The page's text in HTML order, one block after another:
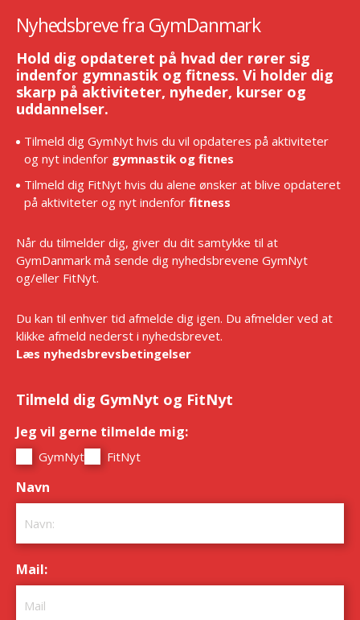
Nyhedsbreve fra GymDanmark
Hold dig opdateret på hvad der rører sig
indenfor gymnastik og fitness. Vi holder dig
skarp på aktiviteter, nyheder, kurser og
uddannelser.
Tilmeld dig GymNyt hvis du vil opdateres på aktiviteter
og nyt indenfor gymnastik og fitnes
Tilmeld dig FitNyt hvis du alene ønsker at blive opdateret
på aktiviteter og nyt indenfor fitness
Når du tilmelder dig, giver du dit samtykke til at
GymDanmark må sende dig nyhedsbrevene GymNyt
og/eller FitNyt.
Du kan til enhver tid afmelde dig igen. Du afmelder ved at
klikke afmeld nederst i nyhedsbrevet.
Læs nyhedsbrevsbetingelser
Tilmeld dig GymNyt og FitNyt
Jeg vil gerne tilmelde mig:
GymNyt FitNyt
Navn
Mail: